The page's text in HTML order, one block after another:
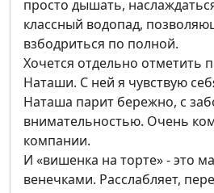
просто дышать,
классный водопад,
взбодриться по полной.
Хочется отдельно отметить
Наташи. С ней я чувствую
Наташа парит бережно, с
внимательностью. Очень
компании.
И «вишенка на торте» - это
венечками. Расслабляет,